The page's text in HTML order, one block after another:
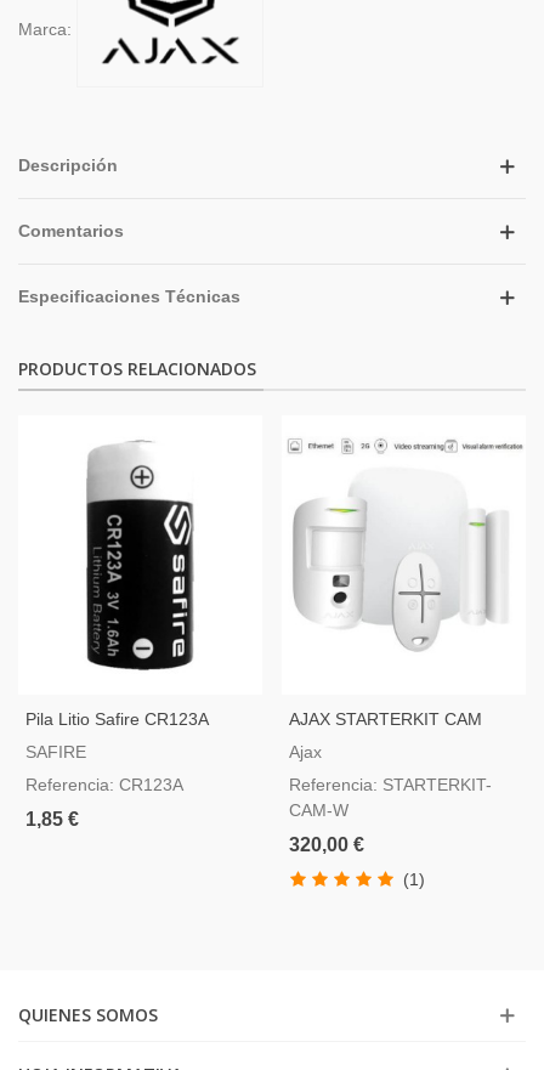
Marca:
Descripción
Comentarios
Especificaciones Técnicas
PRODUCTOS RELACIONADOS
Pila Litio Safire CR123A
SAFIRE
Referencia: CR123A
1,85 €
AJAX STARTERKIT CAM
Com Motioncam, Color
Ajax
Referencia: STARTERKIT-
CAM-W
320,00 €
(1)
QUIENES SOMOS